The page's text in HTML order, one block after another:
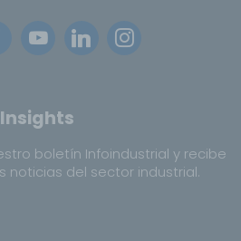
boletín Infoindustrial y recibe
noticias del sector industrial.